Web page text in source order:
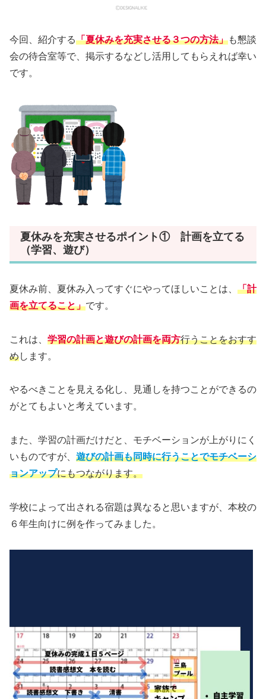
今回、紹介する「夏休みを充実させる３つの方法」も懇談
会の待合室等で、掲示するなどし活用してもらえれば幸い
です。
夏休みを充実させるポイント① 計画を立てる
（学習、遊び）
夏休み前、夏休み入ってすぐにやってほしいことは、 「計
画を立てること」です。
これは、 学習の計画と遊びの計画を両方行うことをおすす
めします。
やるべきことを見える化し、見通しを持つことができるの
がとてもよいと考えています。
また、学習の計画だけだと、モチベーションが上がりにく
いものですが、 遊びの計画も同時に行うことでモチベーシ
ョンアップにもつながります。
学校によって出される宿題は異なると思いますが、本校の
６年生向けに例を作ってみました。